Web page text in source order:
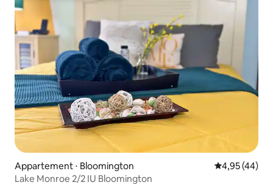
Appartement ⋅ Bloomington Évaluation
4,95 (44)
Lake Monroe 2/2 IU Bloomington